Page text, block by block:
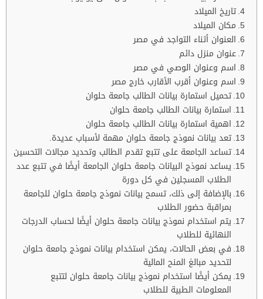
تاريخ الميلاد
مكان الميلاد
العنوان أثناء التواجد في مصر
عنوان منزل دائم
اسم وعنوان الوصي في مصر
اسم وعنوان أقرب الأقارب خارج مصر
تحميل استمارة بيانات الطالب جامعة حلوان
استمارة بيانات الطالب جامعة حلوان
اهمية استمارة بيانات الطالب جامعة حلوان
تعد بيانات نموذج جامعة حلوان مهمة لأسباب عديدة.
تساعد الجامعة على تتبع تقدم الطالب وتحديد مجالات التحسين
يساعد نموذج البيانات جامعة حلوان الجامعة أيضًا في تتبع عدد
الطلاب المسجلين في كل دورة
بالإضافة إلى ذلك، تسمح بيانات نموذج جامعة حلوان للجامعة
بمراقبة حضور الطلاب
يتم استخدام نموذج بيانات جامعة حلوان أيضًا لحساب الدرجات
النهائية للطلاب
في بعض الحالات، يمكن استخدام بيانات نموذج جامعة حلوان
لتحديد مبالغ المنح المالية
يمكن أيضًا استخدام نموذج بيانات جامعة حلوان لتتبع
المعلومات الطبية للطلاب